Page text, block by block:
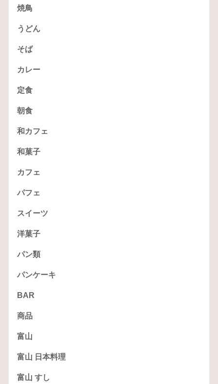
焼鳥
うどん
そば
カレー
定食
朝食
和カフェ
和菓子
カフェ
パフェ
スイーツ
洋菓子
パン類
パンケーキ
BAR
商品
富山
富山 日本料理
富山 すし